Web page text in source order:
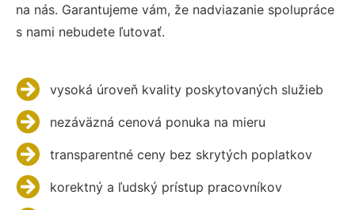
na nás. Garantujeme vám, že nadviazanie spolupráce
s nami nebudete ľutovať.
vysoká úroveň kvality poskytovaných služieb
nezáväzná cenová ponuka na mieru
transparentné ceny bez skrytých poplatkov
korektný a ľudský prístup pracovníkov